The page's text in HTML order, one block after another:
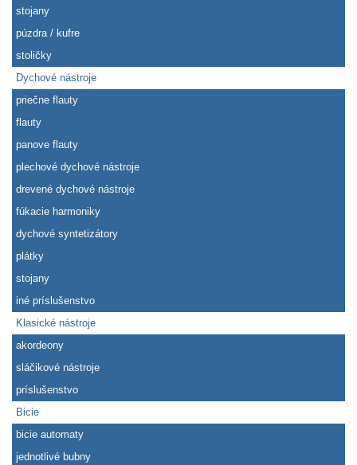
stojany
púzdra / kufre
stoličky
Dychové nástroje
priečne flauty
flauty
panove flauty
plechové dychové nástroje
drevené dychové nástroje
fúkacie harmoniky
dychové syntetizátory
plátky
stojany
iné príslušenstvo
Klasické nástroje
akordeony
sláčikové nástroje
príslušenstvo
Bicie
bicie automaty
jednotlivé bubny